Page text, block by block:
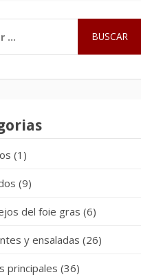
(1)
(9)
del foie gras (6)
y ensaladas (26)
principales (36)